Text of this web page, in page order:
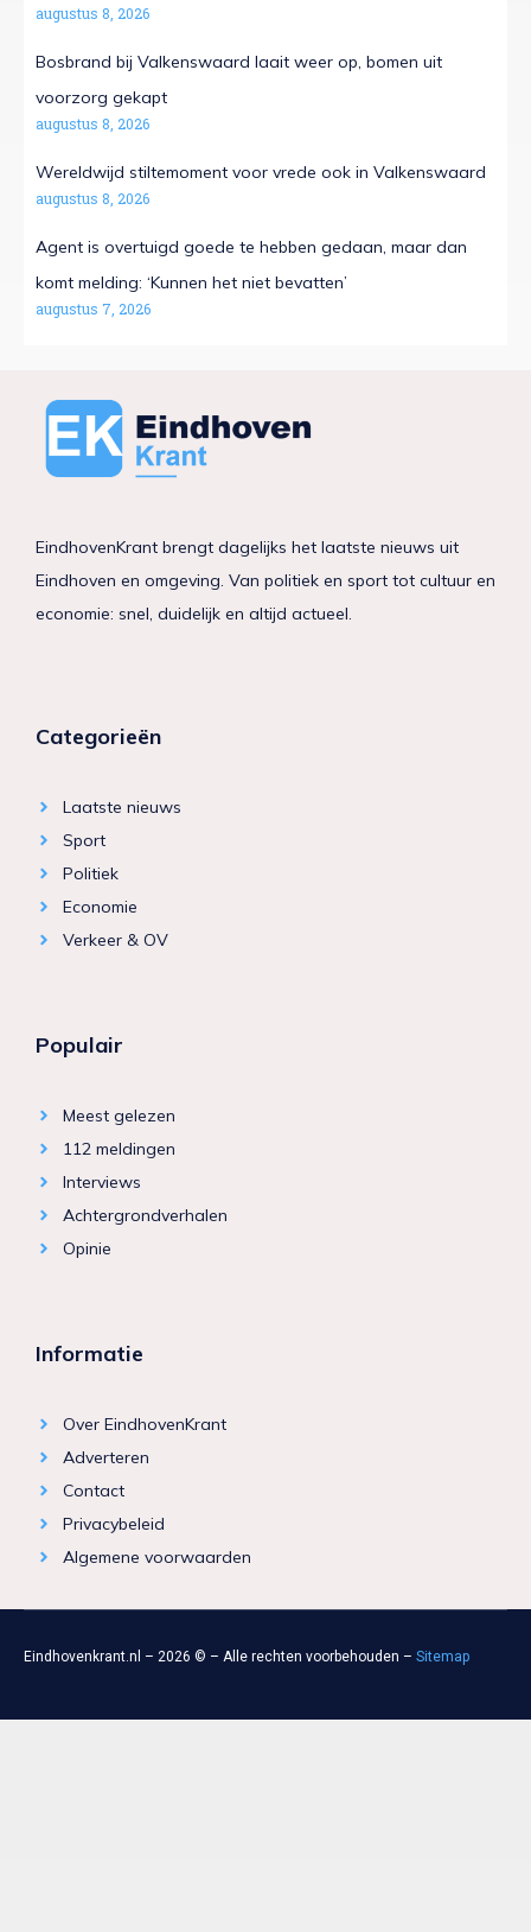
augustus 8, 2026
Bosbrand bij Valkenswaard laait weer op, bomen uit
voorzorg gekapt
augustus 8, 2026
Wereldwijd stiltemoment voor vrede ook in Valkenswaard
augustus 8, 2026
Agent is overtuigd goede te hebben gedaan, maar dan
komt melding: ‘Kunnen het niet bevatten’
augustus 7, 2026
EindhovenKrant brengt dagelijks het laatste nieuws uit
Eindhoven en omgeving. Van politiek en sport tot cultuur en
economie: snel, duidelijk en altijd actueel.
Categorieën
Laatste nieuws
Sport
Politiek
Economie
Verkeer & OV
Populair
Meest gelezen
112 meldingen
Interviews
Achtergrondverhalen
Opinie
Informatie
Over EindhovenKrant
Adverteren
Contact
Privacybeleid
Algemene voorwaarden
Eindhovenkrant.nl – 2026 © – Alle rechten voorbehouden – Sitemap